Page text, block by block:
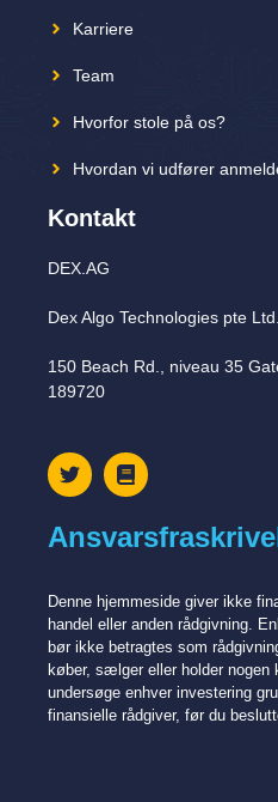
Karriere
Team
Hvorfor stole på os?
Hvordan vi udfører
Kontakt
DEX.AG
Dex Algo Technologies pte Ltd.
150 Beach Rd., niveau 35
189720
Denne hjemmeside giver ikke
handel eller anden rådgivning.
bør ikke betragtes som
køber, sælger eller holder nogen
undersøge enhver investering
finansielle rådgiver, før du